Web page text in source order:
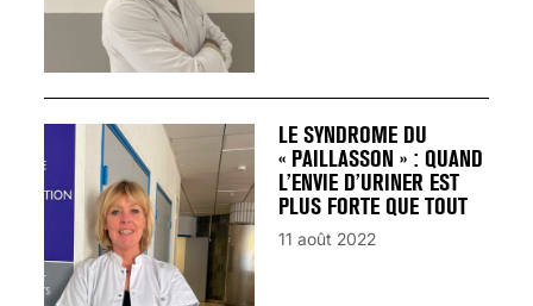
LE SYNDROME DU
« PAILLASSON » : QUAND
L’ENVIE D’URINER EST
PLUS FORTE QUE TOUT
11 août 2022